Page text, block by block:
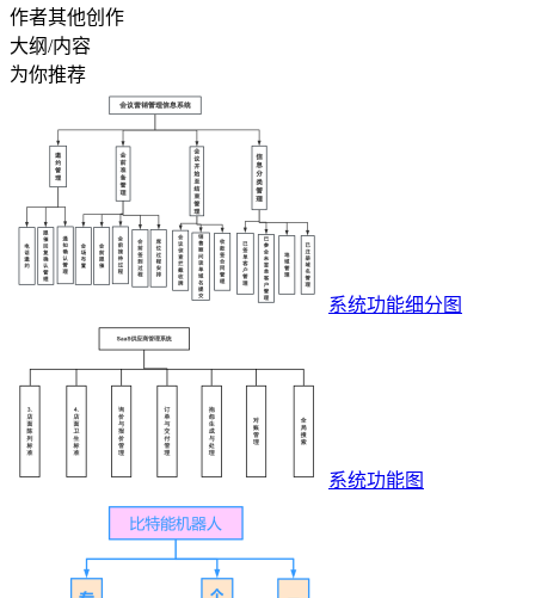
作者其他创作
大纲/内容
为你推荐
系统功能细分图
系统功能图